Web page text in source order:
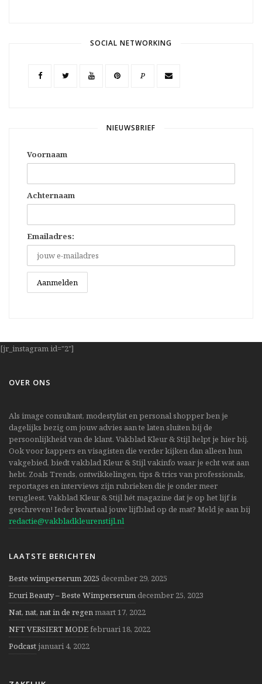
SOCIAL NETWORKING
P
NIEUWSBRIEF
Voornaam
Achternaam
Emailadres:
[jr_instagram id="2"]
OVER ONS
Als image consultant, modestylist en personal shopper ben je
dagelijks bezig om jouw advies aan te laten sluiten bij de
persoonlijkheid van de klant. Vakblad Kleur & Stijl helpt je hier bij.
Ook voor kappers en visagisten die verder kijken dan alleen hun
vakgebied, biedt vakblad Kleur & Stijl vakinfo waar je echt wat aan
hebt. Zoals Trends, ontwikkelingen, tips & trics van professionals,
reportages en interviews zijn rubrieken die je onder meer
terugleest. Vakblad Kleur & Stijl hét magazine dat je op het lijf is
geschreven! Ieder kwartaal jouw lijfblad op de mat? Meld je aan bij
redactie@vakbladkleurenstijl.nl
LAATSTE BERICHTEN
Beste wimperserum 2025 december 29, 2025
Ecuri Beauty – Beste Wimperserum december 25, 2023
Nat, nat, nat in de regenmaart 17, 2022
NFT VERSIERT MODEfebruari 18, 2022
Podcastjanuari 4, 2022